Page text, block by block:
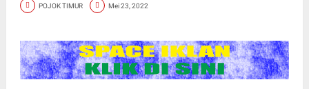
POJOK TIMUR Mei 23, 2022